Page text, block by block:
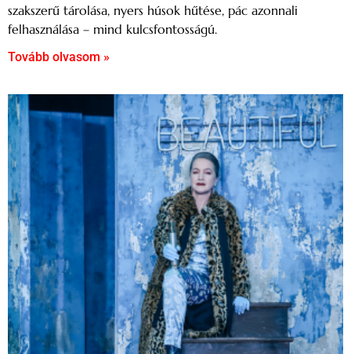
szakszerű tárolása, nyers húsok hűtése, pác azonnali
felhasználása – mind kulcsfontosságú.
Tovább olvasom »